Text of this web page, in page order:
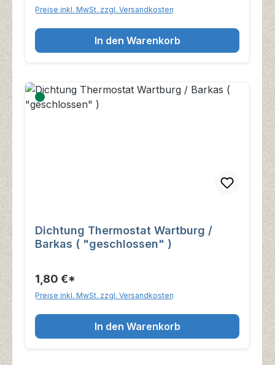
Preise inkl. MwSt. zzgl. Versandkosten
In den Warenkorb
Dichtung Thermostat Wartburg /
Barkas ( "geschlossen" )
1,80 €*
Preise inkl. MwSt. zzgl. Versandkosten
In den Warenkorb